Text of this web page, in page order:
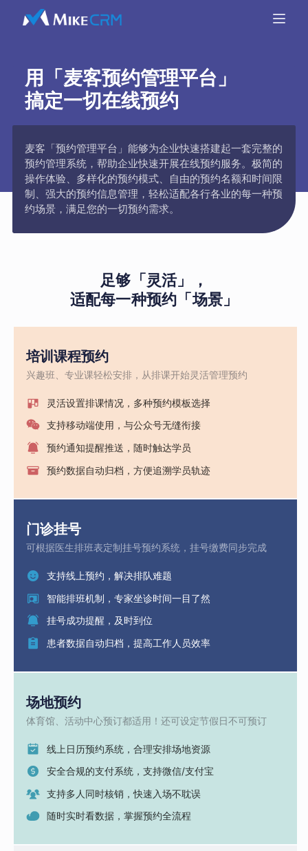
用「麦客预约管理平台」
搞定一切在线预约
麦客「预约管理平台」能够为企业快速搭建起一套完整的
预约管理系统，帮助企业快速开展在线预约服务。极简的
操作体验、多样化的预约模式、自由的预约名额和时间限
制、强大的预约信息管理，轻松适配各行各业的每一种预
约场景，满足您的一切预约需求。
足够「灵活」，
适配每一种预约「场景」
培训课程预约
兴趣班、专业课轻松安排，从排课开始灵活管理预约
灵活设置排课情况，多种预约模板选择
支持移动端使用，与公众号无缝衔接
预约通知提醒推送，随时触达学员
预约数据自动归档，方便追溯学员轨迹
门诊挂号
可根据医生排班表定制挂号预约系统，挂号缴费同步完成
支持线上预约，解决排队难题
智能排班机制，专家坐诊时间一目了然
挂号成功提醒，及时到位
患者数据自动归档，提高工作人员效率
场地预约
体育馆、活动中心预订都适用！还可设定节假日不可预订
线上日历预约系统，合理安排场地资源
安全合规的支付系统，支持微信/支付宝
支持多人同时核销，快速入场不耽误
随时实时看数据，掌握预约全流程